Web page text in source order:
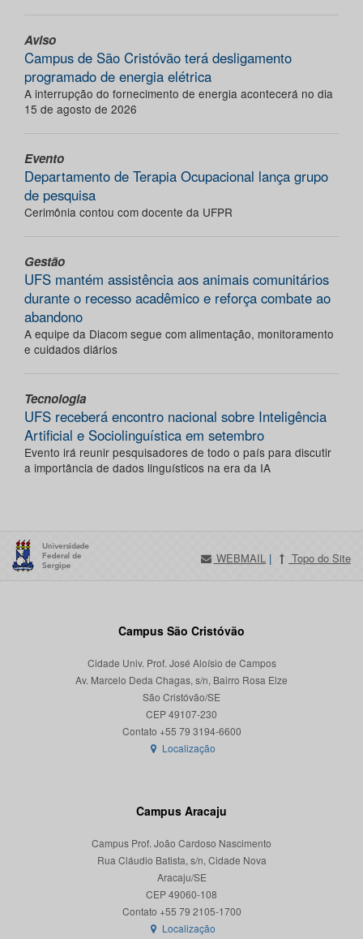
Aviso
Campus de São Cristóvão terá desligamento
programado de energia elétrica
A interrupção do fornecimento de energia acontecerá no dia
15 de agosto de 2026
Evento
Departamento de Terapia Ocupacional lança grupo
de pesquisa
Cerimônia contou com docente da UFPR
Gestão
UFS mantém assistência aos animais comunitários
durante o recesso acadêmico e reforça combate ao
abandono
A equipe da Diacom segue com alimentação, monitoramento
e cuidados diários
Tecnologia
UFS receberá encontro nacional sobre Inteligência
Artificial e Sociolinguística em setembro
Evento irá reunir pesquisadores de todo o país para discutir
a importância de dados linguísticos na era da IA
WEBMAIL | Topo do Site
Campus São Cristóvão
Cidade Univ. Prof. José Aloísio de Campos
Av. Marcelo Deda Chagas, s/n, Bairro Rosa Elze
São Cristóvão/SE
CEP 49107-230
Localização
Campus Aracaju
Campus Prof. João Cardoso Nascimento
Rua Cláudio Batista, s/n, Cidade Nova
Aracaju/SE
CEP 49060-108
Localização